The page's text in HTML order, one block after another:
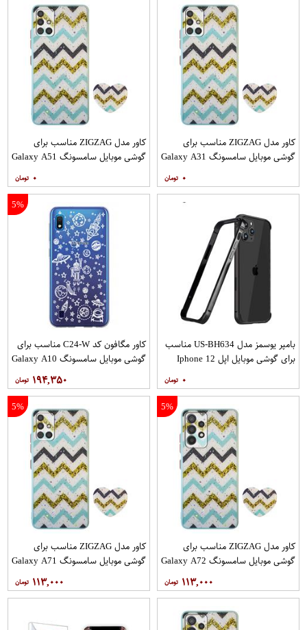
کاور مدل ZIGZAG مناسب برای
گوشی موبایل سامسونگ Galaxy A31
۰
کاور مدل ZIGZAG مناسب برای
گوشی موبایل سامسونگ Galaxy A51
۰
بامپر یوسمز مدل US-BH634 مناسب
برای گوشی موبایل اپل Iphone 12
۰
5%
کاور مگافون کد C24-W مناسب برای
گوشی موبایل سامسونگ Galaxy A10
۱۹۴,۳۵۰
5%
کاور مدل ZIGZAG مناسب برای
گوشی موبایل سامسونگ Galaxy A72
۱۱۳,۰۰۰
5%
کاور مدل ZIGZAG مناسب برای
گوشی موبایل سامسونگ Galaxy A71
۱۱۳,۰۰۰